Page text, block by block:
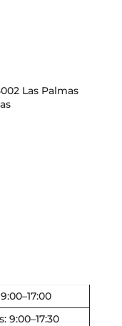
Las Palmas
9:00–17:30